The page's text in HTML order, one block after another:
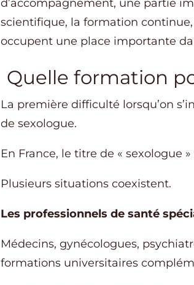
d’accompagnement, une partie
scientifique, la formation
occupent une place importante
Quelle formation
La première difficulté lorsqu’on
de sexologue.
En France, le titre de « sexologue
Plusieurs situations coexistent.
Les professionnels de santé
Médecins, gynécologues,
formations universitaires